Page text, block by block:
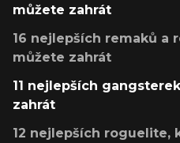
můžete zahrát
16 nejlepších remaků a
můžete zahrát
11 nejlepších
zahrát
12 nejlepších roguelite,